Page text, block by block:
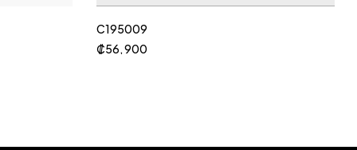
C195009
₡56, 900